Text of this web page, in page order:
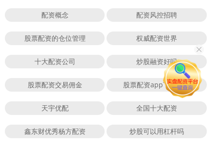
配资概念 配资风控招聘
股票配资的仓位管理 权威配资世界
十大配资公司 炒股融资好吗
股票配资交易佣金 股票配资app下载排行
天宇优配 全国十大配资
鑫东财优秀杨方配资 炒股可以用杠杆吗